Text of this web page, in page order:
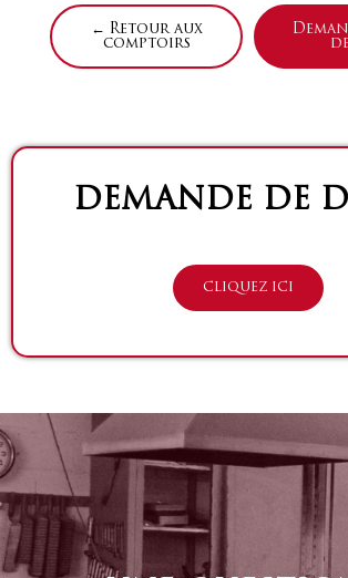
← Retour aux
comptoirs
DEMANDE DE
CLIQUEZ ICI